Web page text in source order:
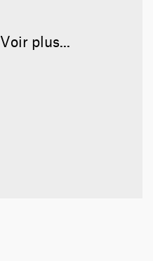
Voir plus...